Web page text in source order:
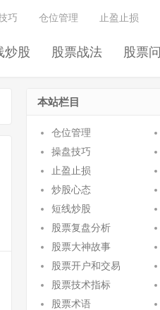
炒股 股票战法 股票
巧 仓位管理 止盈止损
本站栏目
仓位管理
操盘技巧
止盈止损
炒股心态
短线炒股
股票复盘分析
股票大神故事
股票开户和交易
股票技术指标
股票术语